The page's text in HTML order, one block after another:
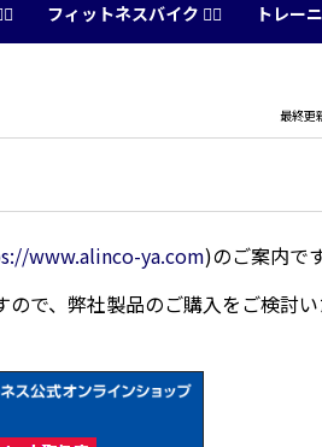
フィットネスバイク 🚴‍♂️ トレー
最終更
www.alinco-ya.com)のご案内です
で、弊社製品のご購入をご検討